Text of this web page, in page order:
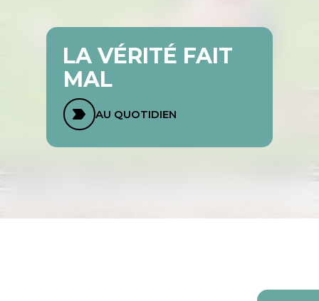
LA VÉRITÉ FAIT
MAL
AU QUOTIDIEN